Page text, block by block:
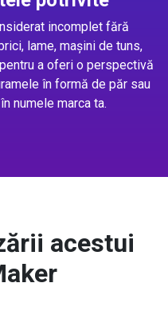
incomplet fără
lame, mașini de tuns,
a oferi o perspectivă
în formă de păr sau
numele marca ta.
acestui